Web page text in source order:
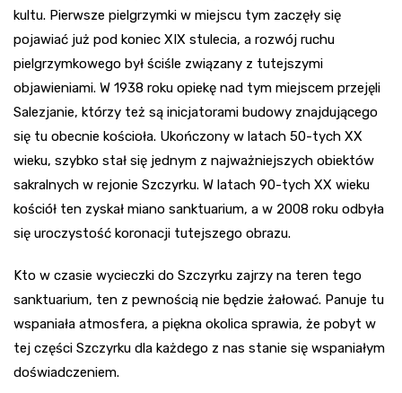
kultu. Pierwsze pielgrzymki w miejscu tym zaczęły się
pojawiać już pod koniec XIX stulecia, a rozwój ruchu
pielgrzymkowego był ściśle związany z tutejszymi
objawieniami. W 1938 roku opiekę nad tym miejscem przejęli
Salezjanie, którzy też są inicjatorami budowy znajdującego
się tu obecnie kościoła. Ukończony w latach 50-tych XX
wieku, szybko stał się jednym z najważniejszych obiektów
sakralnych w rejonie Szczyrku. W latach 90-tych XX wieku
kościół ten zyskał miano sanktuarium, a w 2008 roku odbyła
się uroczystość koronacji tutejszego obrazu.
Kto w czasie wycieczki do Szczyrku zajrzy na teren tego
sanktuarium, ten z pewnością nie będzie żałować. Panuje tu
wspaniała atmosfera, a piękna okolica sprawia, że pobyt w
tej części Szczyrku dla każdego z nas stanie się wspaniałym
doświadczeniem.